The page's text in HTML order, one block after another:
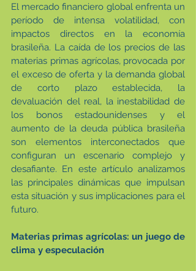
El mercado financiero global enfrenta un
período de intensa volatilidad, con
impactos directos en la economía
brasileña. La caída de los precios de las
materias primas agrícolas, provocada por
el exceso de oferta y la demanda global
de corto plazo establecida, la
devaluación del real, la inestabilidad de
los bonos estadounidenses y el
aumento de la deuda pública brasileña
son elementos interconectados que
configuran un escenario complejo y
desafiante. En este artículo analizamos
las principales dinámicas que impulsan
esta situación y sus implicaciones para el
futuro.
Materias primas agrícolas: un juego de
clima y especulación